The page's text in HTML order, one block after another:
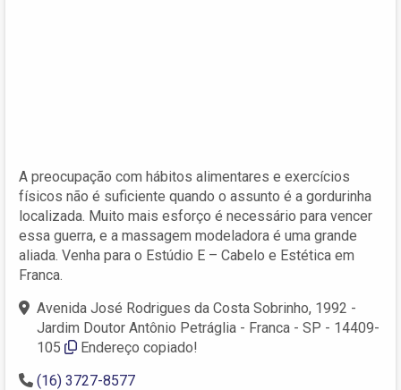
A preocupação com hábitos alimentares e exercícios
físicos não é suficiente quando o assunto é a gordurinha
localizada. Muito mais esforço é necessário para vencer
essa guerra, e a massagem modeladora é uma grande
aliada. Venha para o Estúdio E – Cabelo e Estética em
Franca.
Avenida José Rodrigues da Costa Sobrinho, 1992 -
Jardim Doutor Antônio Petráglia - Franca - SP - 14409-
105
Endereço copiado!
(16) 3727-8577